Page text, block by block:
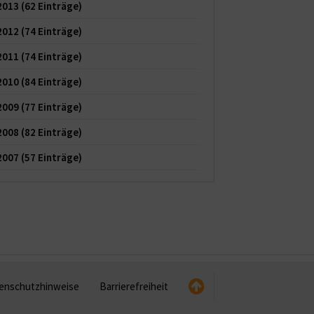
(62 Einträge)
(74 Einträge)
(74 Einträge)
(84 Einträge)
(77 Einträge)
(82 Einträge)
(57 Einträge)
Barrierefreiheit